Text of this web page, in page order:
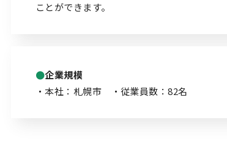
ことができます。
企業規模
・本社：札幌市 ・従業員数：82名